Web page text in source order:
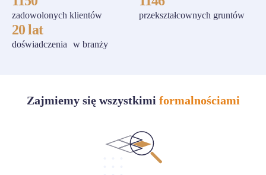
zadowolonych klientów przekształcownych gruntów
20 lat
doświadczenia w branży
Zajmiemy się wszystkimi formalnościami